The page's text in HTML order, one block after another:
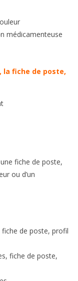
médicamenteuse
la fiche de poste,
fiche de poste,
ou d’un
de poste, profil
fiche de poste,